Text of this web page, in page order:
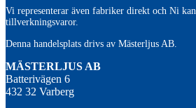
Vi representerar även fabriker direkt och Ni
tillverkningsvaror.
Denna handelsplats drivs av Mästerljus AB.
MÄSTERLJUS AB
Batterivägen 6
432 32 Varberg